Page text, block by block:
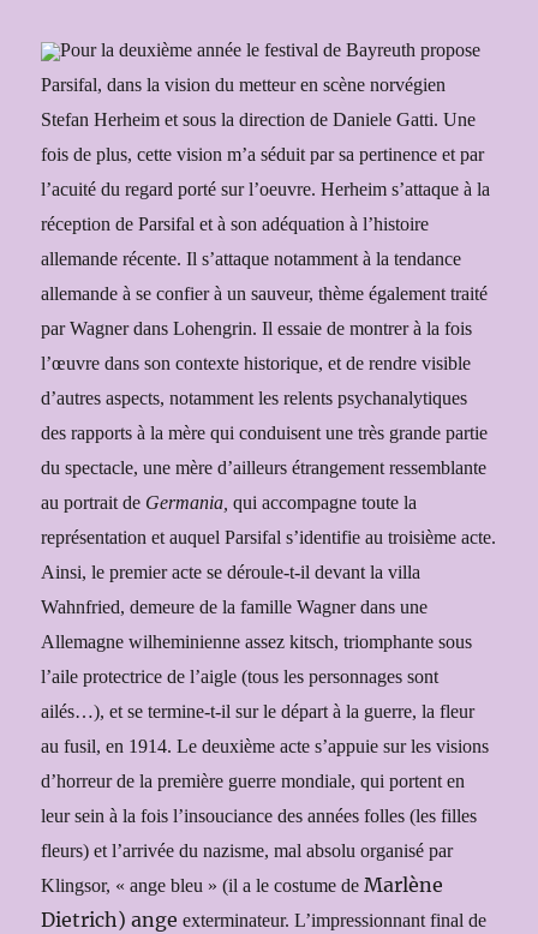
Pour la deuxième année le festival de Bayreuth propose
Parsifal, dans la vision du metteur en scène norvégien
Stefan Herheim et sous la direction de Daniele Gatti. Une
fois de plus, cette vision m’a séduit par sa pertinence et par
l’acuité du regard porté sur l’oeuvre. Herheim s’attaque à la
réception de Parsifal et à son adéquation à l’histoire
allemande récente. Il s’attaque notamment à la tendance
allemande à se confier à un sauveur, thème également traité
par Wagner dans Lohengrin. Il essaie de montrer à la fois
l’œuvre dans son contexte historique, et de rendre visible
d’autres aspects, notamment les relents psychanalytiques
des rapports à la mère qui conduisent une très grande partie
du spectacle, une mère d’ailleurs étrangement ressemblante
au portrait de Germania,qui accompagne toute la
représentation et auquel Parsifal s’identifie au troisième acte.
Ainsi, le premier acte se déroule-t-il devant la villa
Wahnfried, demeure de la famille Wagner dans une
Allemagne wilheminienne assez kitsch, triomphante sous
l’aile protectrice de l’aigle (tous les personnages sont
ailés…), et se termine-t-il sur le départ à la guerre, la fleur
au fusil, en 1914. Le deuxième acte s’appuie sur les visions
d’horreur de la première guerre mondiale, qui portent en
leur sein à la fois l’insouciance des années folles (les filles
fleurs) et l’arrivée du nazisme, mal absolu organisé par
Klingsor, « ange bleu » (il a le costume de Marlène
Dietrich) ange exterminateur. L’impressionnant final de